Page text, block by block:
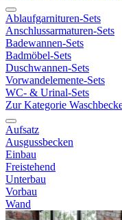
Ablaufgarnituren-Sets
Anschlussarmaturen-Sets
Badewannen-Sets
Badmöbel-Sets
Duschwannen-Sets
Vorwandelemente-Sets
WC- & Urinal-Sets
Zur Kategorie
Aufsatz
Ausgussbecken
Einbau
Freistehend
Unterbau
Vorbau
Wand